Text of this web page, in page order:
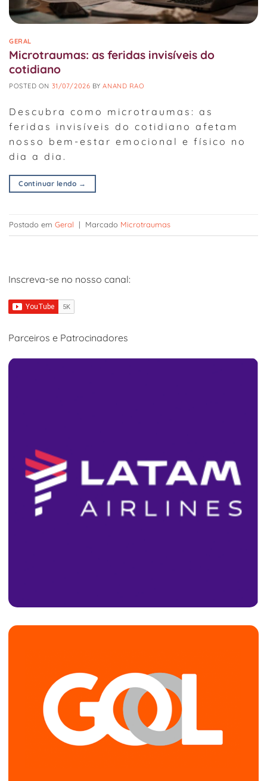
GERAL
Microtraumas: as feridas invisíveis do
cotidiano
POSTED ON 31/07/2026 BYANAND RAO
Descubra como microtraumas: as
feridas invisíveis do cotidiano afetam
nosso bem-estar emocional e físico no
dia a dia.
Continuar lendo →
Postado em Geral | Marcado Microtraumas
Inscreva-se no nosso canal:
Parceiros e Patrocinadores